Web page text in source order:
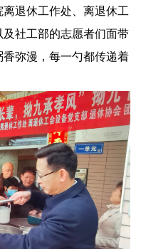
退休工作处、离退休工
社工部的志愿者们面带
弥漫，每一勺都传递着